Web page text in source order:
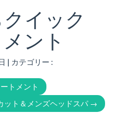
イック
ント
| カテゴリー :
トメント
ット＆メンズヘッドスパ →